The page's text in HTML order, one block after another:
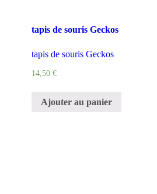
tapis de souris Geckos
tapis de souris Geckos
14,50 €
Ajouter au panier